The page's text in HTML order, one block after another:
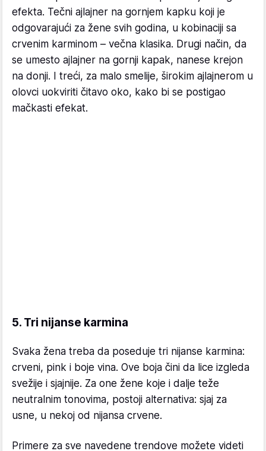
efekta. Tečni ajlajner na gornjem kapku koji je
odgovarajući za žene svih godina, u kobinaciji sa
crvenim karminom – večna klasika. Drugi način, da
se umesto ajlajner na gornji kapak, nanese krejon
na donji. I treći, za malo smelije, širokim ajlajnerom u
olovci uokviriti čitavo oko, kako bi se postigao
mačkasti efekat.
5. Tri nijanse karmina
Svaka žena treba da poseduje tri nijanse karmina:
crveni, pink i boje vina. Ove boja čini da lice izgleda
svežije i sjajnije. Za one žene koje i dalje teže
neutralnim tonovima, postoji alternativa: sjaj za
usne, u nekoj od nijansa crvene.
Primere za sve navedene trendove možete videti